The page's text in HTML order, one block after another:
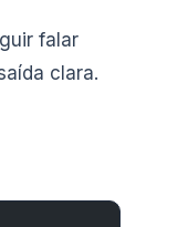
falar
clara.